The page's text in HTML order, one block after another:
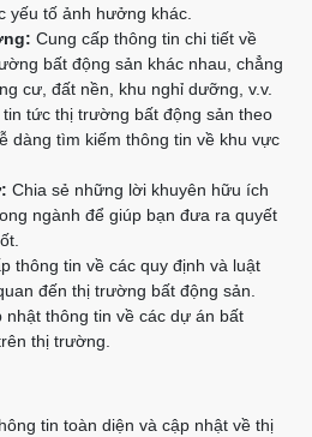
yếu tố ảnh hưởng khác.
Cung cấp thông tin chi tiết về
bất động sản khác nhau, chẳng
cư, đất nền, khu nghỉ dưỡng, v.v.
tin tức thị trường bất động sản theo
dàng tìm kiếm thông tin về khu vực
Chia sẻ những lời khuyên hữu ích
ngành để giúp bạn đưa ra quyết
thông tin về các quy định và luật
đến thị trường bất động sản.
nhật thông tin về các dự án bất
thị trường.
tin toàn diện và cập nhật về thị